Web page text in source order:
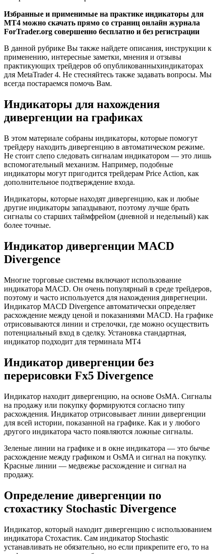
Избранные и применимые на практике индикаторы для
МТ4 можно скачать прямо со страниц онлайн журнала
ForTrader.org совершенно бесплатно и без регистрации
В данной рубрике Вы также найдете описания, инструкции к
применению, интересные заметки, мнения и отзывы
практикующих трейдеров об опубликованныхиндикаторах
для MetaTrader 4. Не стесняйтесь также задавать вопросы. Мы
всегда постараемся помочь Вам.
Индикаторы для нахождения
дивергенции на графиках
В этом материале собраны индикаторы, которые помогут
трейдеру находить дивергенцию в автоматическом режиме.
Не стоит слепо следовать сигналам индикатором — это лишь
вспомогательный механизм. Например, подобные
индикаторы могут пригодится трейдерам Price Action, как
дополнительное подтверждение входа.
Индикаторы, которые находят дивергенцию, как и любые
другие индикаторы запаздывают, поэтому лучше брать
сигналы со старших таймфрейом (дневной и недельный) как
более точные.
Индикатор дивергенции MACD
Divergence
Многие торговые системы включают использование
индикатора MACD. Он очень популярный в среде трейдеров,
поэтому и часто используется для нахождения диврегнеции.
Индикатор MACD Divergence автоматически определяет
расхождение между ценой и показаниями MACD. На графике
отрисовываются линии и стрелочки, где можно осуществить
потенциальный вход в сделку. Установка стандартная,
индикатор подходит для терминала МТ4
Индикатор дивергенции без
перерисовки Fx5 Divergence
Индикатор находит дивергенцию, на основе OsMA. Сигналы
на продажу или покупку формируются согласно типу
расхождения. Индикатор отрисовывает линии дивергенции
для всей истории, показанной на графике. Как и у любого
другого индикатора часто появляются ложные сигналы.
Зеленые линии на графике и в окне индикатора — это бычье
расхождение между графиком и OsMA и сигнал на покупку.
Красные линии — медвежье расхождение и сигнал на
продажу.
Определение дивергенции по
стохастику Stochastic Divergence
Индикатор, который находит дивергенцию с использованием
индикатора Стохастик. Сам индикатор Stochastic
устанавливать не обязательно, но если прикрепите его, то на